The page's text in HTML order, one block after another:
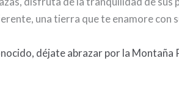
una tierra que te enamore con
déjate abrazar por la